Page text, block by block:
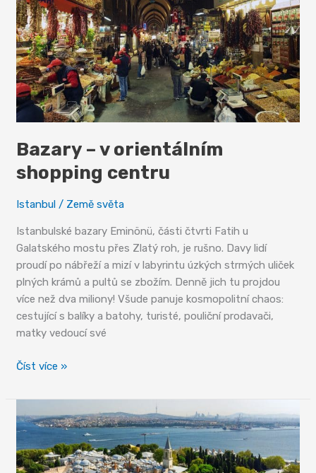
Bazary – v orientálním
shopping centru
Istanbul / Země světa
Istanbulské bazary Eminönü, části čtvrti Fatih u
Galatského mostu přes Zlatý roh, je rušno. Davy lidí
proudí po nábřeží a mizí v labyrintu úzkých strmých uliček
plných krámů a pultů se zbožím. Denně jich tu projdou
více než dva miliony! Všude panuje kosmopolitní chaos:
cestující s balíky a batohy, turisté, pouliční prodavači,
matky vedoucí své
Bazary
v
orientálním
shopping
centru
Číst více »